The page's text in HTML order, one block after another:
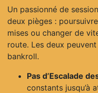
Un passionné de
deux pièges :
mises ou changer de
route. Les deux
bankroll.
Pas d’Escalade
constants jusqu’à